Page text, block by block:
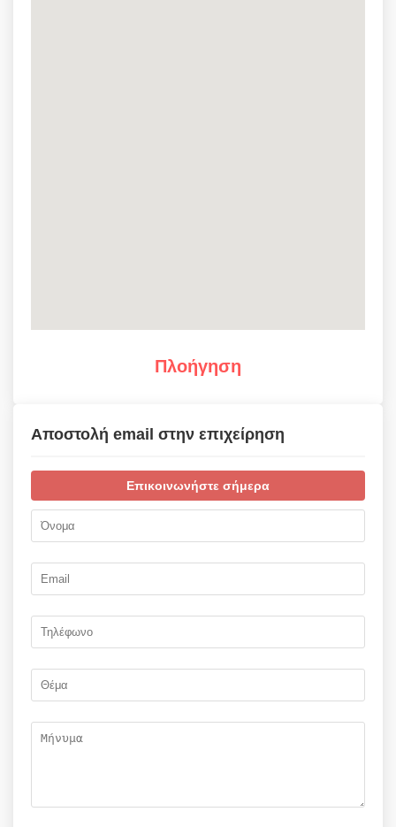
Πλοήγηση
Αποστολή email στην επιχείρηση
Επικοινωνήστε σήμερα